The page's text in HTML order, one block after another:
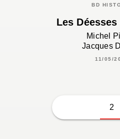
BD
Les
Michel
Jacques
11/05/
2